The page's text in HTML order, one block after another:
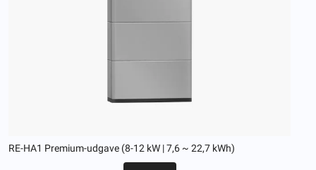
RE-HA1 Premium-udgave (8-12 kW | 7,6 ~ 22,7 kWh)